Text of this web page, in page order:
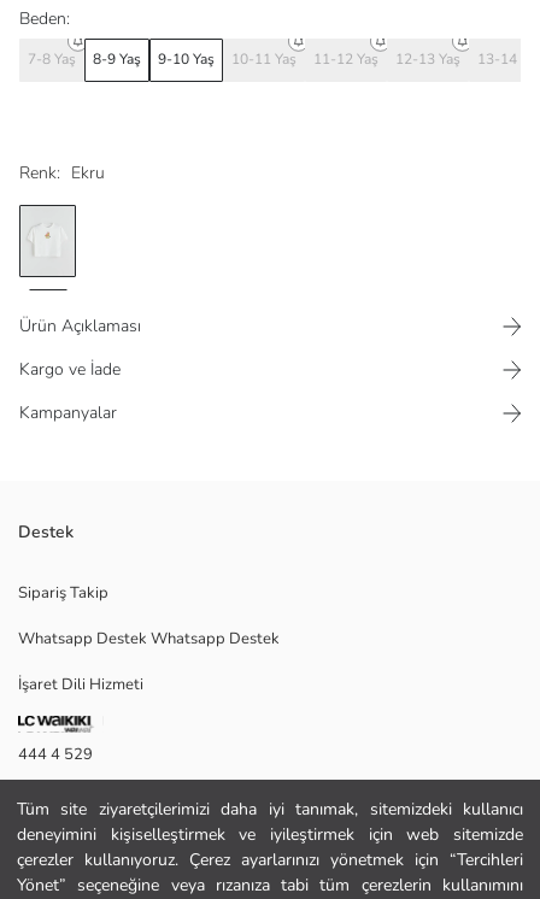
Tüm site ziyaretçilerimizi daha iyi tanımak, sitemizdeki kullanıcı
deneyimini kişiselleştirmek ve iyileştirmek için web sitemizde
çerezler kullanıyoruz. Çerez ayarlarınızı yönetmek için “Tercihleri
Yönet” seçeneğine veya rızanıza tabi tüm çerezlerin kullanımını
Renk: Ekru
Beden:
7-8 Yaş 8-9 Yaş 9-10 Yaş 10-11 Yaş 11-12 Yaş 12-13 Yaş 13-14
Ürün Açıklaması
Kargo ve İade
Kampanyalar
bisiklet yaka tasarımlıdır.
Ana Kumaş:
Menşei:
Satıcı:
Marka:
Cinsiyet:
Kalıp:
Kumaş:
Kalınlık:
Uzunluk:
Destek
Sipariş Takip
Whatsapp Destek Whatsapp Destek
İşaret Dili Hizmeti
444 4 529
İletişim Formu
444 4 529